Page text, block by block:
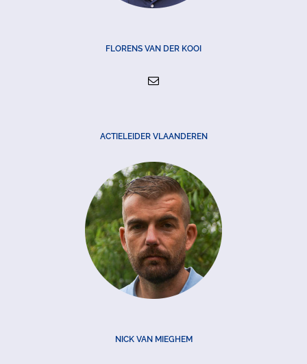
FLORENS VAN DER KOOI
ACTIELEIDER VLAANDEREN
NICK VAN MIEGHEM